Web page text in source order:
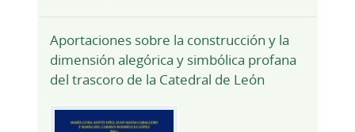
Aportaciones sobre la construcción y la
dimensión alegórica y simbólica profana
del trascoro de la Catedral de León